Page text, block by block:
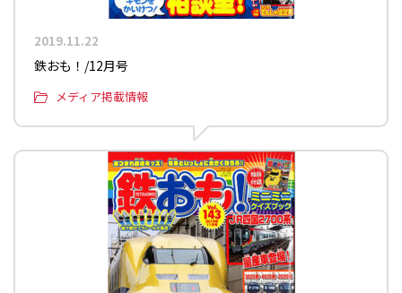
2019.11.22
鉄おも！/12月号
メディア掲載情報